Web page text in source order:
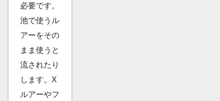
必要です。
池で使うル
アーをその
まま使うと
流されたり
します。X
ルアーやフ